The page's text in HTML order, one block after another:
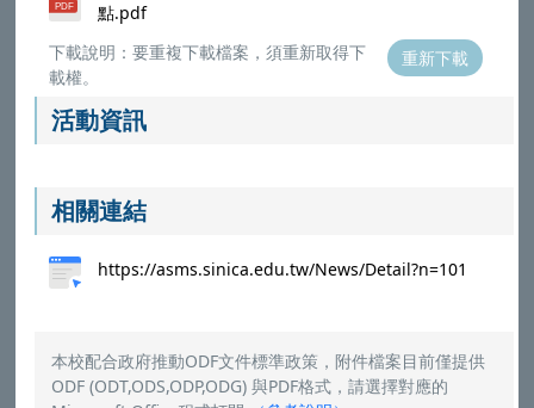
點.pdf
下載說明：要重複下載檔案，須重新取得下
載權。
重新下載
活動資訊
相關連結
https://asms.sinica.edu.tw/News/Detail?n=101
本校配合政府推動ODF文件標準政策，附件檔案目前僅提供
ODF (ODT,ODS,ODP,ODG) 與PDF格式，請選擇對應的